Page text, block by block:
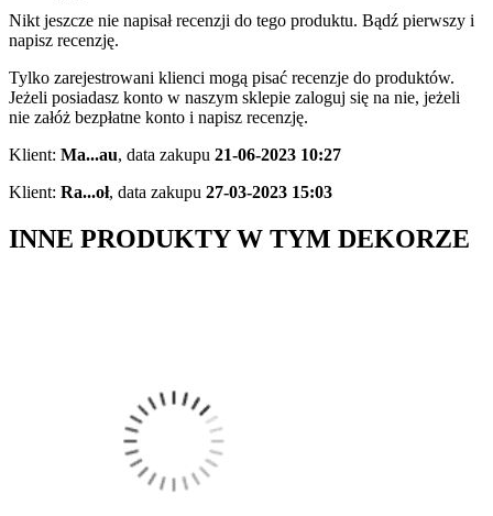
Nikt jeszcze nie napisał recenzji do tego produktu. Bądź pierwszy i
napisz recenzję.
Tylko zarejestrowani klienci mogą pisać recenzje do produktów.
Jeżeli posiadasz konto w naszym sklepie zaloguj się na nie, jeżeli
nie załóż bezpłatne konto i napisz recenzję.
Klient: Ma...au, data zakupu 21-06-2023 10:27
Klient: Ra...oł, data zakupu 27-03-2023 15:03
INNE PRODUKTY W TYM DEKORZE